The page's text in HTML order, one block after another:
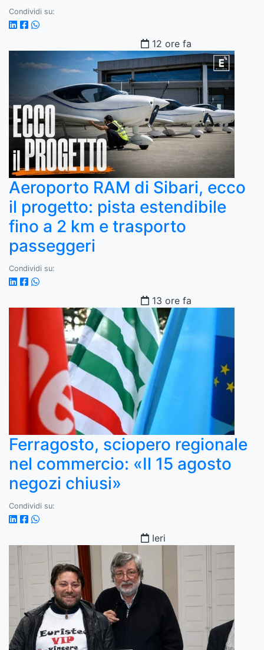
Condividi su:
12 ore fa
Aeroporto RAM di Sibari, ecco
il progetto: pista estendibile
fino a 2 km e trasporto
passeggeri
Condividi su:
13 ore fa
Ferragosto, sciopero regionale
nel commercio: «Il 15 agosto
negozi chiusi»
Condividi su:
Ieri